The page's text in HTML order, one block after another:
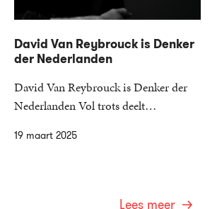
19 maart 2025
David Van Reybrouck is Denker
der Nederlanden
David Van Reybrouck is Denker der
Nederlanden Vol trots deelt…
Lees meer